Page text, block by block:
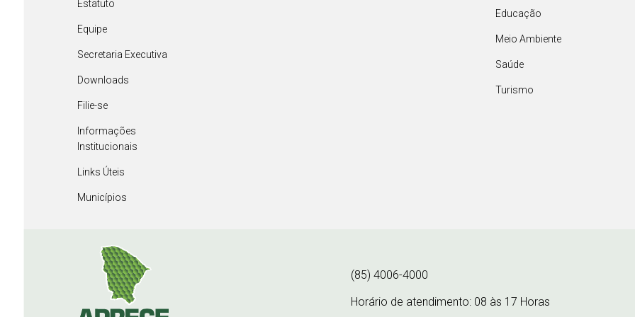
Estatuto
Equipe
Secretaria Executiva
Downloads
Filie-se
Informações
Institucionais
Links Úteis
Municípios
Educação
Meio Ambiente
Saúde
Turismo
(85) 4006-4000
Horário de atendimento: 08 às 17 Horas